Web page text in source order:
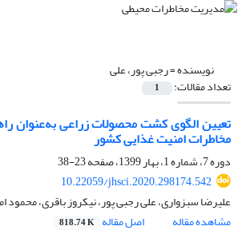
نویسنده =رجبی پور، علی
تعداد مقالات: 1
تعیین الگوی کشت محصولات زراعی به‌عنوان
مخاطرات امنیت غذایی کشور
دوره 7، شماره 1، بهار 1399، صفحه
23-38
10.22059/jhsci.2020.298174.542
علیرضا سبزواری، علی رجبی پور، نیکروز باقری، محمود
مشاهده مقاله
اصل مقاله 818.74 K